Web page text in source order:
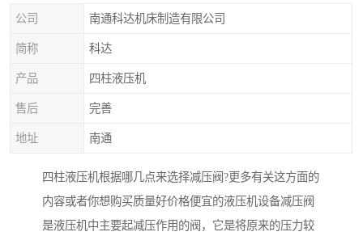
公司 南通科达机床制造有限公司
简称 科达
产品 四柱液压机
售后 完善
地址 南通
四柱液压机根据哪几点来选择减压阀?更多有关这方面的
内容或者你想购买质量好价格便宜的液压机设备减压阀
是液压机中主要起减压作用的阀，它是将原来的压力较